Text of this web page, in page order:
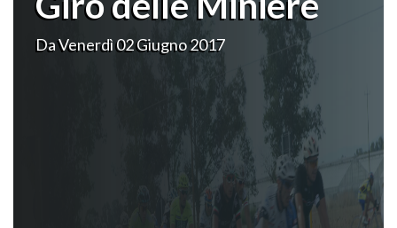
Da Venerdì 02 Giugno 2017